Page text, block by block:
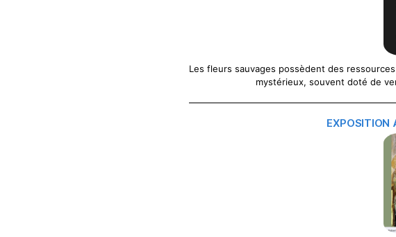
Les fleurs sauvages possèdent des
mystérieux, souvent doté de
EXPOSITION